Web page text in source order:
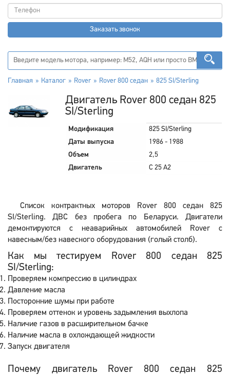
Заказать звонок
Главная Каталог Rover Rover 800 седан 825 SI/Sterling
Двигатель Rover 800 седан 825
SI/Sterling
Модификация
825 SI/Sterling
Даты выпуска
1986 - 1988
Объем
2,5
Двигатель
C 25 A2
Список контрактных моторов Rover 800 седан 825
SI/Sterling. ДВС без пробега по Беларуси. Двигатели
демонтируются с неаварийных автомобилей Rover с
навесным/без навесного оборудования (голый столб).
Как мы тестируем Rover 800 седан 825
SI/Sterling:
Проверяем компрессию в цилиндрах
Давление масла
Посторонние шумы при работе
Проверяем оттенок и уровень задымления выхлопа
Наличие газов в расширительном бачке
Наличие масла в охлождающей жидкости
Запуск двигателя
Почему двигатель Rover 800 седан 825